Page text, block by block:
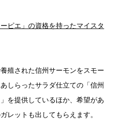
ーピエ」の資格を持ったマイスタ
殖された信州サーモンをスモー
しらったサラダ仕立ての「信州
を提供しているほか、希望があ
レットも出してもらえます。